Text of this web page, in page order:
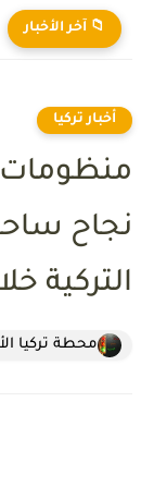
📁 آخر الأخبار
أخبار تركيا
نجاح
التركية خلال 6
محطة تركيا